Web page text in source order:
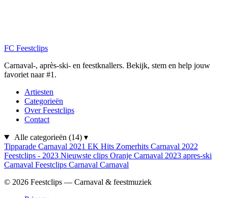
FC Feestclips
Carnaval-, après-ski- en feestknallers. Bekijk, stem en help jouw
favoriet naar #1.
Artiesten
Categorieën
Over Feestclips
Contact
Alle categorieën (14) ▾
Tipparade Carnaval 2021 EK Hits Zomerhits Carnaval 2022
Feestclips - 2023 Nieuwste clips Oranje Carnaval 2023 apres-ski
Carnaval Feestclips Carnaval Carnaval
© 2026 Feestclips — Carnaval & feestmuziek